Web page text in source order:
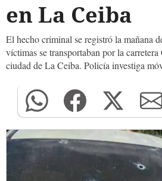
en La Ceiba
El hecho criminal se registró la mañana
víctimas se transportaban por la
ciudad de La Ceiba. Policía investiga